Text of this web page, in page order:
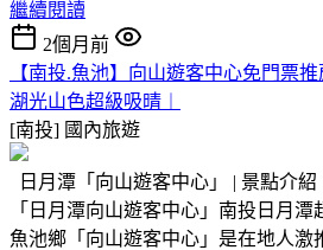
繼續閱讀
2個月前
【南投.魚池】向山遊客中心免門票
湖光山色超級吸晴︱
[南投] 國內旅遊
日月潭「向山遊客中心」 | 景點介紹
「日月潭向山遊客中心」南投日月潭
魚池鄉「向山遊客中心」是在地人激